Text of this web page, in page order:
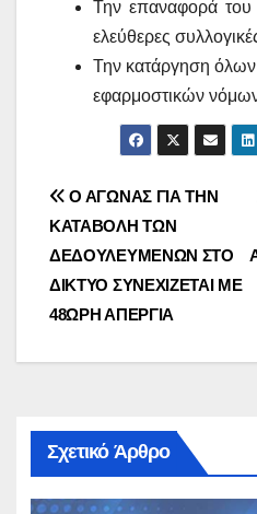
Την επαναφορά του
ελεύθερες
Την κατάργηση
εφαρμοστικών
Πλοήγηση
άρθρων
Ο ΑΓΩΝΑΣ ΓΙΑ ΤΗΝ
ΚΑΤΑΒΟΛΗ ΤΩΝ
ΔΕΔΟΥΛΕΥΜΕΝΩΝ ΣΤΟ
ΔΙΚΤΥΟ ΣΥΝΕΧΙΖΕΤΑΙ ΜΕ
48ΩΡΗ ΑΠΕΡΓΙΑ
Σχετικό Άρθρο